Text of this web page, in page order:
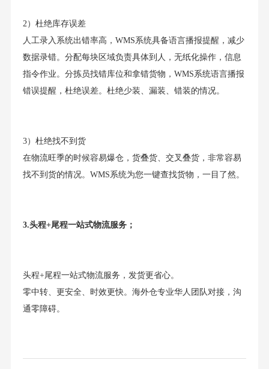
2）杜绝库存误差
人工录入系统出错率高，WMS系统具备语言播报提醒，减少
数据录错。分配每块区域负责具体到人，无纸化操作，信息
指令作业。分拣员找错库位和拿错货物，WMS系统语言播报
错误提醒，杜绝误差。杜绝少装、漏装、错装的情况。
3）杜绝找不到货
在物流旺季的时候容易爆仓，货叠货、交叉叠货，非常容易
找不到货的情况。WMS系统为您一键查找货物，一目了然。
3.头程+尾程一站式物流服务；
头程+尾程一站式物流服务，发货更省心。
零中转、更安全、时效更快。海外仓专业华人团队对接，沟
通零障碍。